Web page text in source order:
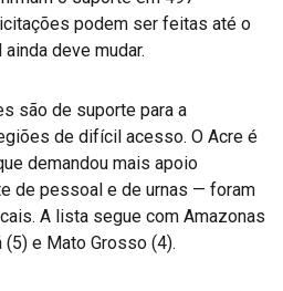
podem ser feitas até o
deve mudar.
são de suporte para a
de difícil acesso. O Acre é
demandou mais apoio
de pessoal e de urnas — foram
A lista segue com Amazonas
(5) e Mato Grosso (4).